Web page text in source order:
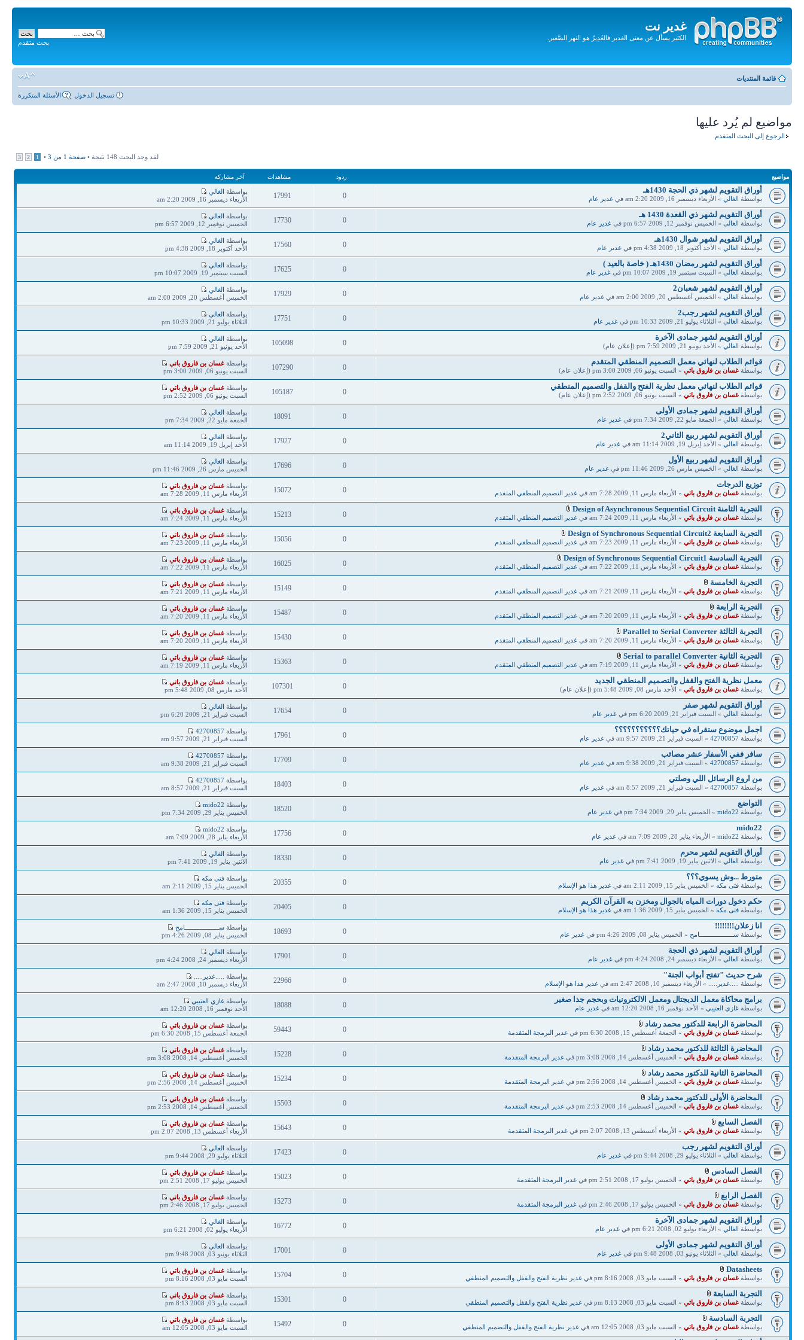
غدير نت
الكثير يسأل عن معنى الغدير فالغَدِيرُ هو النهر الصَّغير.
المحتويات
بحث متقدم
قائمة المنتديات
الأسئلة المتكررة تسجيل الدخول
مواضيع لم يُرد عليها
الرجوع إلى البحث المتقدم
لقد وجد البحث 148 نتيجة • صفحة 1 من 3
•
1
2
3
مواضيع ردود مشاهدات آخر مشاركة
أوراق التقويم لشهر ذي الحجة 1430هـ
بواسطة الغالي » الأربعاء ديسمبر 16, 2009 2:20 am في غدير عام 0
17991 بواسطة الغالي
الأربعاء ديسمبر 16, 2009 2:20 am
أوراق التقويم لشهر ذي القعدة 1430 هـ
بواسطة الغالي » الخميس نوفمبر 12, 2009 6:57 pm في غدير عام 0
17730 بواسطة الغالي
الخميس نوفمبر 12, 2009 6:57 pm
أوراق التقويم لشهر شوال 1430هـ
بواسطة الغالي » الأحد أكتوبر 18, 2009 4:38 pm في غدير عام 0
17560 بواسطة الغالي
الأحد أكتوبر 18, 2009 4:38 pm
أوراق التقويم لشهر رمضان 1430هـ ( خاصة بالعيد )
بواسطة الغالي » السبت سبتمبر 19, 2009 10:07 pm في غدير عام 0
17625 بواسطة الغالي
السبت سبتمبر 19, 2009 10:07 pm
أوراق التقويم لشهر شعبان2
بواسطة الغالي » الخميس أغسطس 20, 2009 2:00 am في غدير عام 0
17929 بواسطة الغالي
الخميس أغسطس 20, 2009 2:00 am
أوراق التقويم لشهر رجب2
بواسطة الغالي » الثلاثاء يوليو 21, 2009 10:33 pm في غدير عام 0
17751 بواسطة الغالي
الثلاثاء يوليو 21, 2009 10:33 pm
أوراق التقويم لشهر جمادى الآخرة
بواسطة الغالي » الأحد يونيو 21, 2009 7:59 pm (إعلان عام) 0
105098 بواسطة الغالي
الأحد يونيو 21, 2009 7:59 pm
قوائم الطلاب لنهائي معمل التصميم المنطقي المتقدم
بواسطة غسان بن فاروق باتي » السبت يونيو 06, 2009 3:00 pm (إعلان عام) 0
107290 بواسطة غسان بن فاروق باتي
السبت يونيو 06, 2009 3:00 pm
قوائم الطلاب لنهائي معمل نظرية الفتح والقفل والتصميم المنطقي
بواسطة غسان بن فاروق باتي » السبت يونيو 06, 2009 2:52 pm (إعلان عام) 0
105187 بواسطة غسان بن فاروق باتي
السبت يونيو 06, 2009 2:52 pm
أوراق التقويم لشهر جمادى الأولى
بواسطة الغالي » الجمعة مايو 22, 2009 7:34 pm في غدير عام 0
18091 بواسطة الغالي
الجمعة مايو 22, 2009 7:34 pm
أوراق التقويم لشهر ربيع الثاني2
بواسطة الغالي » الأحد إبريل 19, 2009 11:14 am في غدير عام 0
17927 بواسطة الغالي
الأحد إبريل 19, 2009 11:14 am
أوراق التقويم لشهر ربيع الأول
بواسطة الغالي » الخميس مارس 26, 2009 11:46 pm في غدير عام 0
17696 بواسطة الغالي
الخميس مارس 26, 2009 11:46 pm
توزيع الدرجات
بواسطة غسان بن فاروق باتي » الأربعاء مارس 11, 2009 7:28 am في غدير التصميم المنطقي المتقدم 0
15072 بواسطة غسان بن فاروق باتي
الأربعاء مارس 11, 2009 7:28 am
التجربة الثامنة Design of Asynchronous Sequential Circuit
بواسطة غسان بن فاروق باتي » الأربعاء مارس 11, 2009 7:24 am في غدير التصميم المنطقي المتقدم 0
15213 بواسطة غسان بن فاروق باتي
الأربعاء مارس 11, 2009 7:24 am
التجربة السابعة Design of Synchronous Sequential Circuit2
بواسطة غسان بن فاروق باتي » الأربعاء مارس 11, 2009 7:23 am في غدير التصميم المنطقي المتقدم 0
15056 بواسطة غسان بن فاروق باتي
الأربعاء مارس 11, 2009 7:23 am
التجربة السادسة Design of Synchronous Sequential Circuit1
بواسطة غسان بن فاروق باتي » الأربعاء مارس 11, 2009 7:22 am في غدير التصميم المنطقي المتقدم 0
16025 بواسطة غسان بن فاروق باتي
الأربعاء مارس 11, 2009 7:22 am
التجربة الخامسة
بواسطة غسان بن فاروق باتي » الأربعاء مارس 11, 2009 7:21 am في غدير التصميم المنطقي المتقدم 0
15149 بواسطة غسان بن فاروق باتي
الأربعاء مارس 11, 2009 7:21 am
التجربة الرابعة
بواسطة غسان بن فاروق باتي » الأربعاء مارس 11, 2009 7:20 am في غدير التصميم المنطقي المتقدم 0
15487 بواسطة غسان بن فاروق باتي
الأربعاء مارس 11, 2009 7:20 am
التجربة الثالثة Parallel to Serial Converter
بواسطة غسان بن فاروق باتي » الأربعاء مارس 11, 2009 7:20 am في غدير التصميم المنطقي المتقدم 0
15430 بواسطة غسان بن فاروق باتي
الأربعاء مارس 11, 2009 7:20 am
التجربة الثانية Serial to parallel Converter
بواسطة غسان بن فاروق باتي » الأربعاء مارس 11, 2009 7:19 am في غدير التصميم المنطقي المتقدم 0
15363 بواسطة غسان بن فاروق باتي
الأربعاء مارس 11, 2009 7:19 am
معمل نظرية الفتح والقفل والتصميم المنطقي الجديد
بواسطة غسان بن فاروق باتي » الأحد مارس 08, 2009 5:48 pm (إعلان عام) 0
107301 بواسطة غسان بن فاروق باتي
الأحد مارس 08, 2009 5:48 pm
أوراق التقويم لشهر صفر
بواسطة الغالي » السبت فبراير 21, 2009 6:20 pm في غدير عام 0
17654 بواسطة الغالي
السبت فبراير 21, 2009 6:20 pm
اجمل موضوع ستقراه في حياتك؟؟؟؟؟؟؟؟؟؟؟
بواسطة 42700857 » السبت فبراير 21, 2009 9:57 am في غدير عام 0
17961 بواسطة 42700857
السبت فبراير 21, 2009 9:57 am
سافر ففي الأسفار عشر مصائب
بواسطة 42700857 » السبت فبراير 21, 2009 9:38 am في غدير عام 0
17709 بواسطة 42700857
السبت فبراير 21, 2009 9:38 am
من اروع الرسائل اللي وصلتي‏
بواسطة 42700857 » السبت فبراير 21, 2009 8:57 am في غدير عام 0
18403 بواسطة 42700857
السبت فبراير 21, 2009 8:57 am
التواضع
بواسطة mido22 » الخميس يناير 29, 2009 7:34 pm في غدير عام 0
18520 بواسطة mido22
الخميس يناير 29, 2009 7:34 pm
mido22
بواسطة mido22 » الأربعاء يناير 28, 2009 7:09 am في غدير عام 0
17756 بواسطة mido22
الأربعاء يناير 28, 2009 7:09 am
أوراق التقويم لشهر محرم
بواسطة الغالي » الاثنين يناير 19, 2009 7:41 pm في غدير عام 0
18330 بواسطة الغالي
الاثنين يناير 19, 2009 7:41 pm
متورط ...وش يسوي؟؟؟
بواسطة فتى مكه » الخميس يناير 15, 2009 2:11 am في غدير هذا هو الإسلام 0
20355 بواسطة فتى مكه
الخميس يناير 15, 2009 2:11 am
حكم دخول دورات المياه بالجوال ومخزن به القرآن الكريم
بواسطة فتى مكه » الخميس يناير 15, 2009 1:36 am في غدير هذا هو الإسلام 0
20405 بواسطة فتى مكه
الخميس يناير 15, 2009 1:36 am
انا زعلان!!!!!!!!
بواسطة ســـــــــــــــــــامح » الخميس يناير 08, 2009 4:26 pm في غدير عام 0
18693 بواسطة ســـــــــــــــــــامح
الخميس يناير 08, 2009 4:26 pm
أوراق التقويم لشهر ذي الحجة
بواسطة الغالي » الأربعاء ديسمبر 24, 2008 4:24 pm في غدير عام 0
17901 بواسطة الغالي
الأربعاء ديسمبر 24, 2008 4:24 pm
شرح حديث "تفتح أبواب الجنة"
بواسطة .....غدير..... » الأربعاء ديسمبر 10, 2008 2:47 am في غدير هذا هو الإسلام 0
22966 بواسطة
.....غدير.....
الأربعاء ديسمبر 10, 2008 2:47 am
برامج محاكاة معمل الديجتال ومعمل الالكترونيات وبحجم جدا صغير
بواسطة غازي العتيبي » الأحد نوفمبر 16, 2008 12:20 am في غدير عام 0
18088 بواسطة غازي العتيبي
الأحد نوفمبر 16, 2008 12:20 am
المحاضرة الرابعة للدكتور محمد رشاد
بواسطة غسان بن فاروق باتي » الجمعة أغسطس 15, 2008 6:30 pm في غدير البرمجة المتقدمة 0
59443 بواسطة غسان بن فاروق باتي
الجمعة أغسطس 15, 2008 6:30 pm
المحاضرة الثالثة للدكتور محمد رشاد
بواسطة غسان بن فاروق باتي » الخميس أغسطس 14, 2008 3:08 pm في غدير البرمجة المتقدمة 0
15228 بواسطة غسان بن فاروق باتي
الخميس أغسطس 14, 2008 3:08 pm
المحاضرة الثانية للدكتور محمد رشاد
بواسطة غسان بن فاروق باتي » الخميس أغسطس 14, 2008 2:56 pm في غدير البرمجة المتقدمة 0
15234 بواسطة غسان بن فاروق باتي
الخميس أغسطس 14, 2008 2:56 pm
المحاضرة الأولى للدكتور محمد رشاد
بواسطة غسان بن فاروق باتي » الخميس أغسطس 14, 2008 2:53 pm في غدير البرمجة المتقدمة 0
15503 بواسطة غسان بن فاروق باتي
الخميس أغسطس 14, 2008 2:53 pm
الفصل السابع
بواسطة غسان بن فاروق باتي » الأربعاء أغسطس 13, 2008 2:07 pm في غدير البرمجة المتقدمة 0
15643 بواسطة غسان بن فاروق باتي
الأربعاء أغسطس 13, 2008 2:07 pm
أوراق التقويم لشهر رجب
بواسطة الغالي » الثلاثاء يوليو 29, 2008 9:44 pm في غدير عام 0
17423 بواسطة الغالي
الثلاثاء يوليو 29, 2008 9:44 pm
الفصل السادس
بواسطة غسان بن فاروق باتي » الخميس يوليو 17, 2008 2:51 pm في غدير البرمجة المتقدمة 0
15023 بواسطة غسان بن فاروق باتي
الخميس يوليو 17, 2008 2:51 pm
الفصل الرابع
بواسطة غسان بن فاروق باتي » الخميس يوليو 17, 2008 2:46 pm في غدير البرمجة المتقدمة 0
15273 بواسطة غسان بن فاروق باتي
الخميس يوليو 17, 2008 2:46 pm
أوراق التقويم لشهر جمادى الآخرة
بواسطة الغالي » الأربعاء يوليو 02, 2008 6:21 pm في غدير عام 0
16772 بواسطة الغالي
الأربعاء يوليو 02, 2008 6:21 pm
أوراق التقويم لشهر جمادى الأولى
بواسطة الغالي » الثلاثاء يونيو 03, 2008 9:48 pm في غدير عام 0
17001 بواسطة الغالي
الثلاثاء يونيو 03, 2008 9:48 pm
Datasheets
بواسطة غسان بن فاروق باتي » السبت مايو 03, 2008 8:16 pm في غدير نظرية الفتح والقفل والتصميم المنطقي 0
15704 بواسطة غسان بن فاروق باتي
السبت مايو 03, 2008 8:16 pm
التجربة السابعة
بواسطة غسان بن فاروق باتي » السبت مايو 03, 2008 8:13 pm في غدير نظرية الفتح والقفل والتصميم المنطقي 0
15301 بواسطة غسان بن فاروق باتي
السبت مايو 03, 2008 8:13 pm
التجربة السادسة
بواسطة غسان بن فاروق باتي » السبت مايو 03, 2008 12:05 am في غدير نظرية الفتح والقفل والتصميم المنطقي 0
15492 بواسطة غسان بن فاروق باتي
السبت مايو 03, 2008 12:05 am